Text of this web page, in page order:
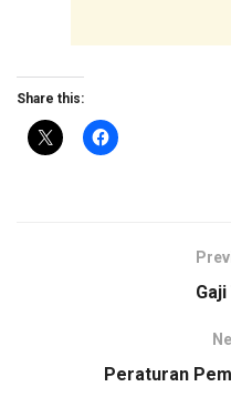
Share this:
Peraturan